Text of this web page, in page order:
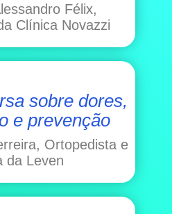
Félix,
Clínica Novazzi​
sobre dores,
e prevenção
Ortopedista e
da Leven